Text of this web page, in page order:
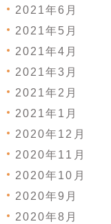
2021年6月
2021年5月
2021年4月
2021年3月
2021年2月
2021年1月
2020年12月
2020年11月
2020年10月
2020年9月
2020年8月